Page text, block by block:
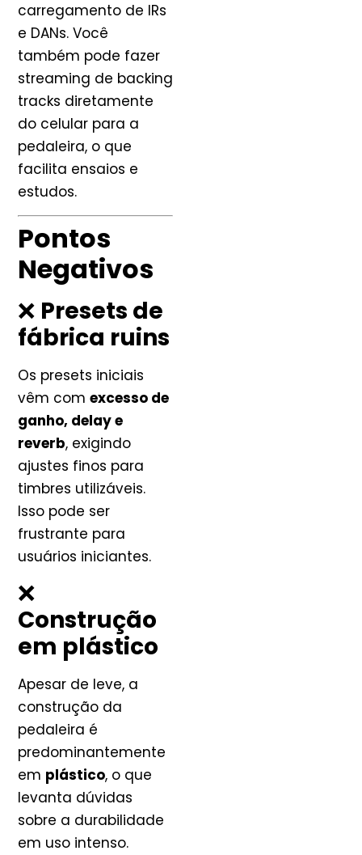
carregamento de IRs
e DANs. Você
também pode fazer
streaming de backing
tracks diretamente
do celular para a
pedaleira, o que
facilita ensaios e
estudos.
Pontos
Negativos
❌ Presets de
fábrica ruins
Os presets iniciais
vêm com excesso de
ganho, delay e
reverb, exigindo
ajustes finos para
timbres utilizáveis.
Isso pode ser
frustrante para
usuários iniciantes.
❌
Construção
em plástico
Apesar de leve, a
construção da
pedaleira é
predominantemente
em plástico, o que
levanta dúvidas
sobre a durabilidade
em uso intenso.